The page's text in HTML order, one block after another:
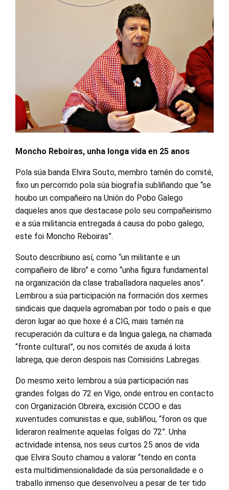
Moncho Reboiras, unha longa vida en 25 anos
Pola súa banda Elvira Souto, membro tamén do comité,
fixo un percorrido pola súa biografía subliñando que “se
houbo un compañeiro na Unión do Pobo Galego
daqueles anos que destacase polo seu compañeirismo
e a súa militancia entregada á causa do pobo galego,
este foi Moncho Reboiras”.
Souto describiuno así, como “un militante e un
compañeiro de libro” e como “unha figura fundamental
na organización da clase traballadora naqueles anos”.
Lembrou a súa participación na formación dos xermes
sindicais que daquela agromaban por todo o país e que
deron lugar ao que hoxe é a CIG, mais tamén na
recuperación da cultura e da lingua galega, na chamada
“fronte cultural”, ou nos comités de axuda á loita
labrega, que deron despois nas Comisións Labregas.
Do mesmo xeito lembrou a súa participación nas
grandes folgas do 72 en Vigo, onde entrou en contacto
con Organización Obreira, excisión CCOO e das
xuventudes comunistas e que, subliñou, “foron os que
lideraron realmente aquelas folgas do 72”. Unha
actividade intensa, nos seus curtos 25 anos de vida
que Elvira Souto chamou a valorar “tendo en conta
esta multidimensionalidade da súa personalidade e o
traballo inmenso que desenvolveu a pesar de ter tido